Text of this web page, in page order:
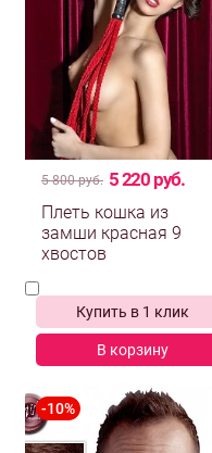
5 220 руб.
5 800 руб.
Купить в 1 клик
В корзину